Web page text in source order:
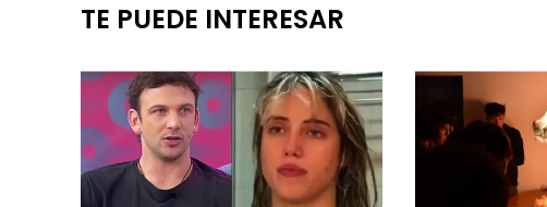
TE PUEDE INTERESAR